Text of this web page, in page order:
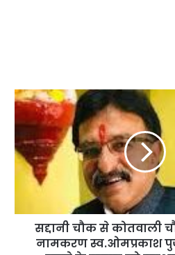
सद्दानी चौक से कोतवाली
नामकरण स्व.ओमप्रकाश